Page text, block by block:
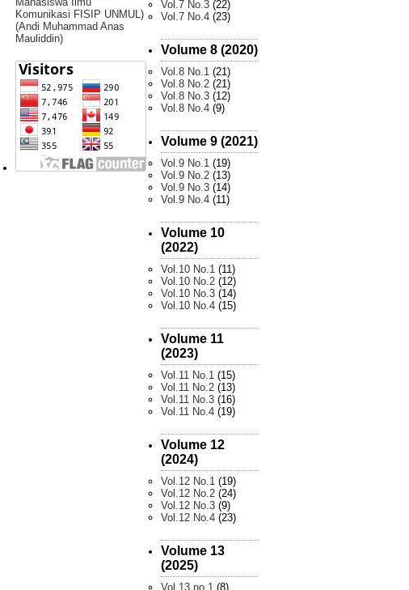
Komunikasi FISIP UNMUL)
(Andi Muhammad Anas
Mauliddin)
Vol.7 No.3 (22)
Vol.7 No.4 (23)
Volume 8 (2020)
Vol.8 No.1 (21)
Vol.8 No.2 (21)
Vol.8 No.3 (12)
Vol.8 No.4 (9)
Volume 9 (2021)
Vol.9 No.1 (19)
Vol.9 No.2 (13)
Vol.9 No.3 (14)
Vol.9 No.4 (11)
Volume 10
(2022)
Vol.10 No.1 (11)
Vol.10 No.2 (12)
Vol.10 No.3 (14)
Vol.10 No.4 (15)
Volume 11
(2023)
Vol.11 No.1 (15)
Vol.11 No.2 (13)
Vol.11 No.3 (16)
Vol.11 No.4 (19)
Volume 12
(2024)
Vol.12 No.1 (19)
Vol.12 No.2 (24)
Vol.12 No.3 (9)
Vol.12 No.4 (23)
Volume 13
(2025)
Vol.13 no.1 (8)